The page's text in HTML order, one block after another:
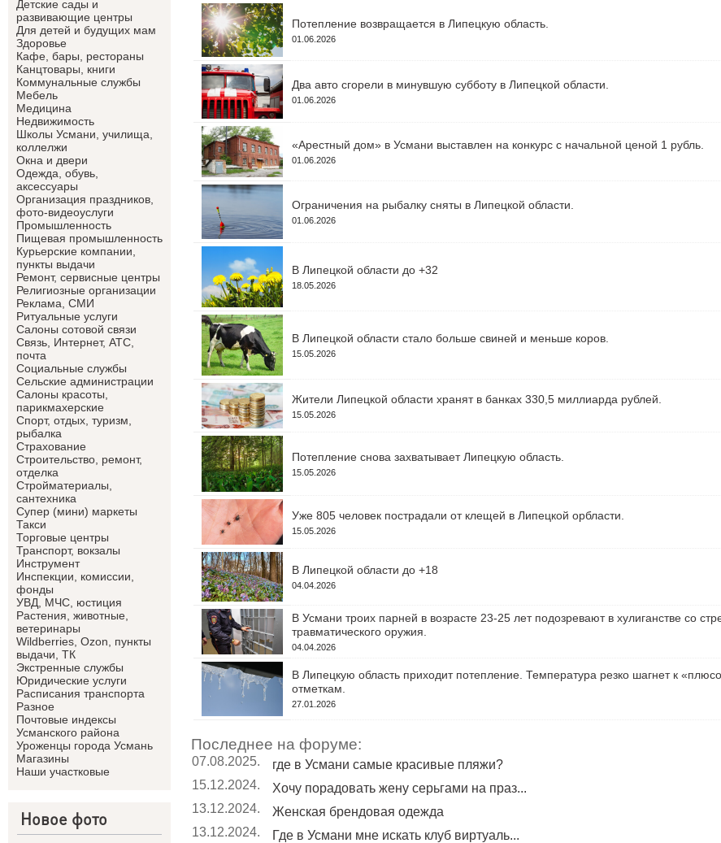
Детские сады и
развивающие центры
Для детей и будущих мам
Здоровье
Кафе, бары, рестораны
Канцтовары, книги
Коммунальные службы
Мебель
Медицина
Недвижимость
Школы Усмани, училища,
коллелжи
Окна и двери
Одежда, обувь,
аксессуары
Организация праздников,
фото-видеоуслуги
Промышленность
Пищевая промышленность
Курьерские компании,
пункты выдачи
Ремонт, сервисные центры
Религиозные организации
Реклама, СМИ
Ритуальные услуги
Салоны сотовой связи
Связь, Интернет, АТС,
почта
Социальные службы
Сельские администрации
Салоны красоты,
парикмахерские
Спорт, отдых, туризм,
рыбалка
Страхование
Строительство, ремонт,
отделка
Cтройматериалы,
сантехника
Супер (мини) маркеты
Такси
Торговые центры
Транспорт, вокзалы
Инструмент
Инспекции, комиссии,
фонды
УВД, МЧС, юстиция
Растения, животные,
ветеринары
Wildberries, Ozon, пункты
выдачи, ТК
Экстренные службы
Юридические услуги
Расписания транспорта
Разное
Почтовые индексы
Усманского района
Уроженцы города Усмань
Магазины
Наши участковые
Новое фото
Потепление возвращается в Липецкую область.
01.06.2026
Два авто сгорели в минувшую субботу в Липецкой области.
01.06.2026
«Арестный дом» в Усмани выставлен на конкурс с начальной ценой 1 рубль.
01.06.2026
Ограничения на рыбалку сняты в Липецкой области.
01.06.2026
В Липецкой области до +32
18.05.2026
В Липецкой области стало больше свиней и меньше коров.
15.05.2026
Жители Липецкой области хранят в банках 330,5 миллиарда рублей.
15.05.2026
Потепление снова захватывает Липецкую область.
15.05.2026
Уже 805 человек пострадали от клещей в Липецкой орбласти.
15.05.2026
В Липецкой области до +18
04.04.2026
В Усмани троих парней в возрасте 23-25 лет подозревают в хулиганстве со
травматического оружия.
04.04.2026
В Липецкую область приходит потепление. Температура резко шагнет к
отметкам.
27.01.2026
Последнее на форуме:
07.08.2025.
где в Усмани самые красивые пляжи?
15.12.2024.
Хочу порадовать жену серьгами на праз...
13.12.2024.
Женская брендовая одежда
13.12.2024.
Где в Усмани мне искать клуб виртуаль...